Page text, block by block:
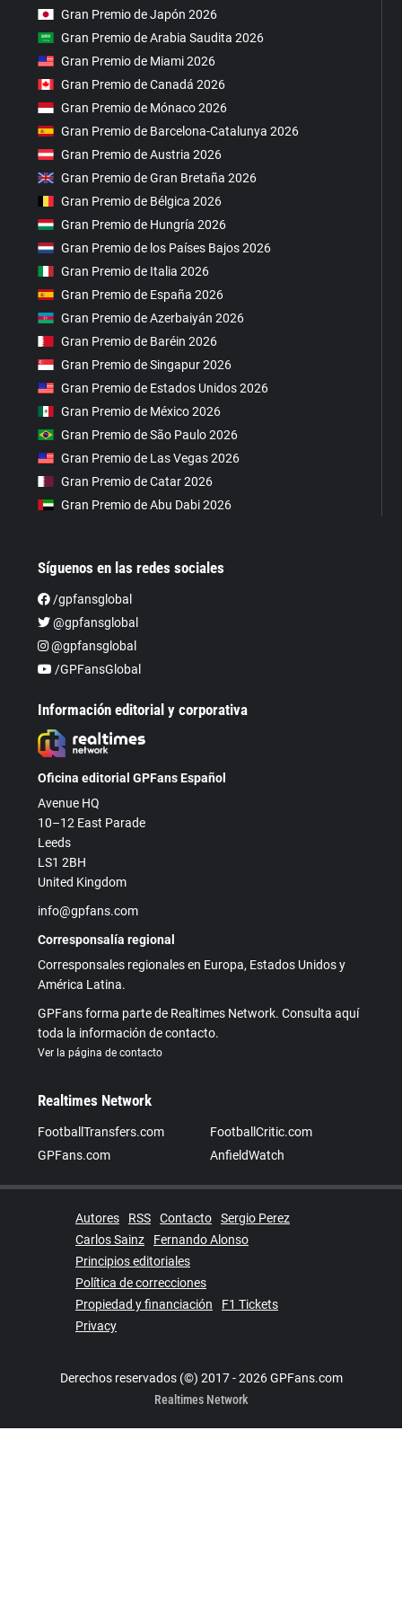
Gran Premio de Japón 2026
Gran Premio de Arabia Saudita 2026
Gran Premio de Miami 2026
Gran Premio de Canadá 2026
Gran Premio de Mónaco 2026
Gran Premio de Barcelona-Catalunya 2026
Gran Premio de Austria 2026
Gran Premio de Gran Bretaña 2026
Gran Premio de Bélgica 2026
Gran Premio de Hungría 2026
Gran Premio de los Países Bajos 2026
Gran Premio de Italia 2026
Gran Premio de España 2026
Gran Premio de Azerbaiyán 2026
Gran Premio de Baréin 2026
Gran Premio de Singapur 2026
Gran Premio de Estados Unidos 2026
Gran Premio de México 2026
Gran Premio de São Paulo 2026
Gran Premio de Las Vegas 2026
Gran Premio de Catar 2026
Gran Premio de Abu Dabi 2026
Síguenos en las redes sociales
/gpfansglobal
@gpfansglobal
@gpfansglobal
/GPFansGlobal
Información editorial y corporativa
Oficina editorial GPFans Español
Avenue HQ
10–12 East Parade
Leeds
LS1 2BH
United Kingdom
info@gpfans.com
Corresponsalía regional
Corresponsales regionales en Europa, Estados Unidos y
América Latina.
GPFans forma parte de Realtimes Network. Consulta aquí
toda la información de contacto.
Ver la página de contacto
Realtimes Network
FootballTransfers.com
FootballCritic.com
GPFans.com
AnfieldWatch
Autores RSS Contacto
Sergio Perez
Carlos Sainz
Fernando Alonso
Principios editoriales
Política de correcciones
Propiedad y financiación
F1 Tickets
Privacy
Derechos reservados (©) 2017 - 2026 GPFans.com
Realtimes Network